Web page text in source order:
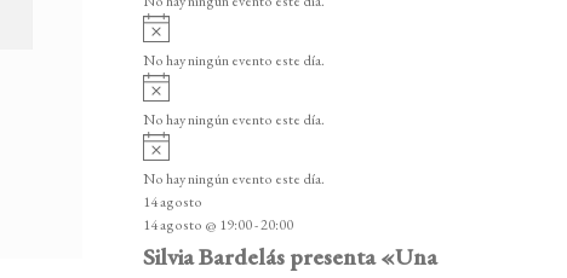
i
o
v
i
o
No hay ningún evento este día.
v
i
o
No hay ningún evento este día.
v
i
s
o
No hay ningún evento este día.
14 agosto
14 agosto @ 19:00-20:00
Silvia Bardelás presenta «Una